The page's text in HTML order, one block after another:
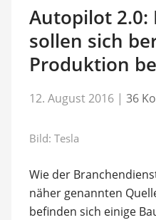
Autopilot 2.0:
sollen sich
Produktion
12. August 2016 | 36
Bild: Tesla
Wie der
näher genannten
befinden sich einige